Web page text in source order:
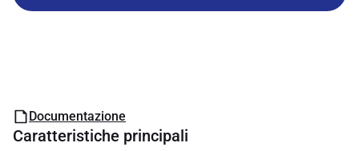
Documentazione
Caratteristiche principali